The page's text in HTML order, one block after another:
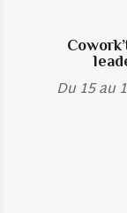
Du 15 au